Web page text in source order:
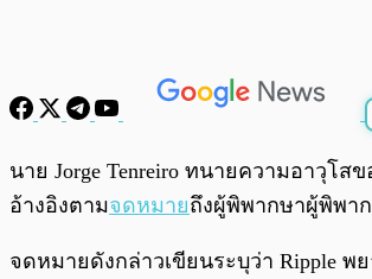
พร้อมเล่น
นาย Jorge Tenreiro ทนายความอาวุ
อ้างอิงตามจดหมายถึงผู้พิพากษาผู้พิพาก
จดหมายดังกล่าวเขียนระบุว่า Ripple